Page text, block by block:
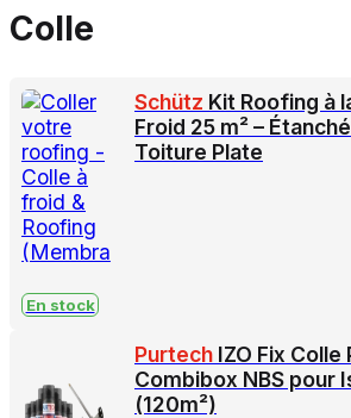
Colle
Schütz Kit Roofing à
Froid 25 m² –
Toiture Plate
En stock
Purtech IZO Fix Colle
Combibox NBS pour
(120m²)